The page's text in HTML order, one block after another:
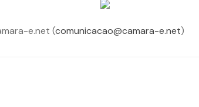
e.net (comunicacao@camara-e.net)